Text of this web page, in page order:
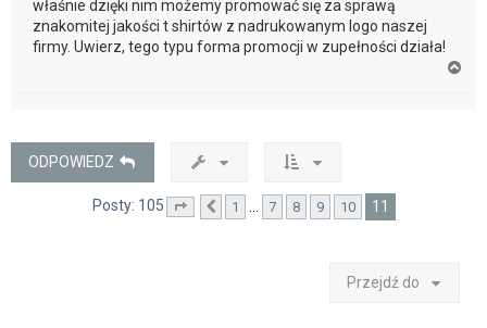
właśnie dzięki nim możemy promować się za sprawą
znakomitej jakości t shirtów z nadrukowanym logo naszej
firmy. Uwierz, tego typu forma promocji w zupełności działa!
ODPOWIEDZ
Posty: 105 Strona 11 z 11
Poprzednia
1 7 8 9 10 11
Przejdź do